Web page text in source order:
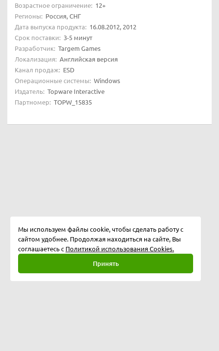
Возрастное ограничение: 12+
Регионы: Россия, СНГ
Дата выпуска продукта: 16.08.2012, 2012
Срок поставки: 3-5 минут
Разработчик: Targem Games
Локализация: Английская версия
Канал продаж: ESD
Операционные системы: Windows
Издатель: Topware Interactive
Партномер: TOPW_15835
Мы используем файлы cookie, чтобы сделать работу с
сайтом удобнее. Продолжая находиться на сайте, Вы
соглашаетесь с Политикой использования Cookies.
Принять